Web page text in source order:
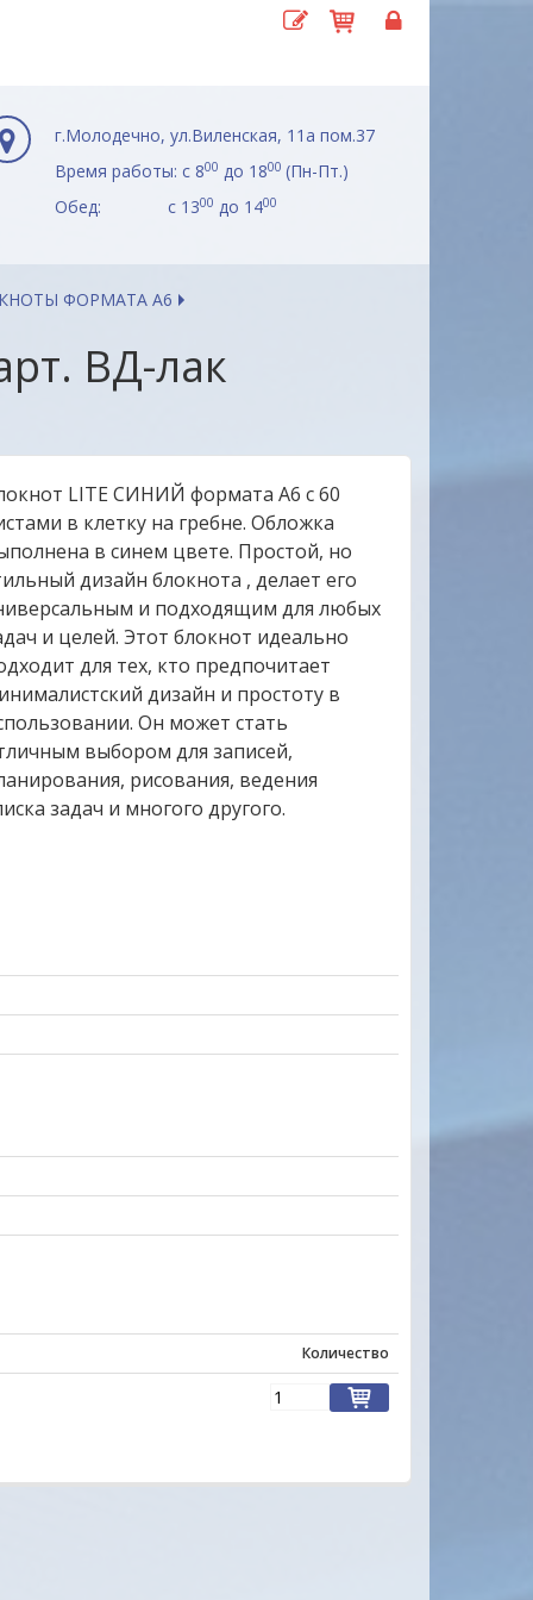
г.Молодечно, ул.Виленская, 11а пом.37
Время работы: с 800 до 1800 (Пн-Пт.)
Обед: с 1300 до 1400
ФОРМАТА А6
ВД-лак
LITE СИНИЙ формата А6 с 60
в клетку на гребне. Обложка
в синем цвете. Простой, но
дизайн блокнота , делает его
и подходящим для любых
и целей. Этот блокнот идеально
для тех, кто предпочитает
дизайн и простоту в
Он может стать
выбором для записей,
рисования, ведения
задач и многого другого.
Количество